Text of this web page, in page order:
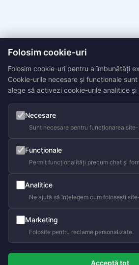
Folosim cookie-uri
Folosim cookie-uri pentru a îmbunătăți
Cookie-urile necesare și funcționale
alege să activezi cookie-urile analitice
Necesare
Sunt necesare pentru funcționarea
Funcționale
Permit funcționalități precum chat și
Analitice
Ne ajută să înțelegem cum folosești
Marketing
Folosite pentru reclame personalizate.
Acceptă tot